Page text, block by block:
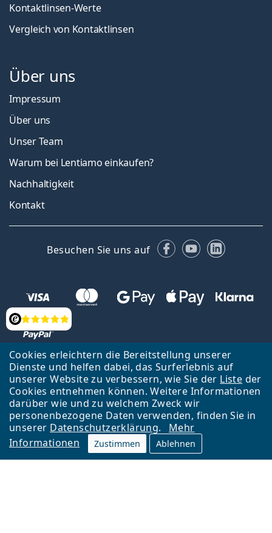
Cookies erleichtern die Bereitstellung unserer
Dienste und helfen dabei, das Surferlebnis auf
unserer Website zu verbessern, wie Sie der Liste der
Cookies entnehmen können. Weitere Informationen
darüber wie und zu welchem Zweck wir
personenbezogene Daten verwenden, finden Sie in
unserer Datenschutzerklärung.
Mehr
Informationen
Zustimmen Ablehnen
Bewertung
Kontaktlinsen-Werte
Vergleich von Kontaktlinsen
Über uns
Impressum
Über uns
Unser Team
Warum bei Lentiamo einkaufen?
Nachhaltigkeit
Kontakt
Besuchen Sie uns auf Facebook
YouTubeLinkedIn
Zurück zur Hauptseite
Nach oben
Lentiamo s.r.o., Tschechien ist Eigentümer und Betreiber des Online-
Shops Lentiamo.at
Seit 18 Jahren sind wir für Sie da.